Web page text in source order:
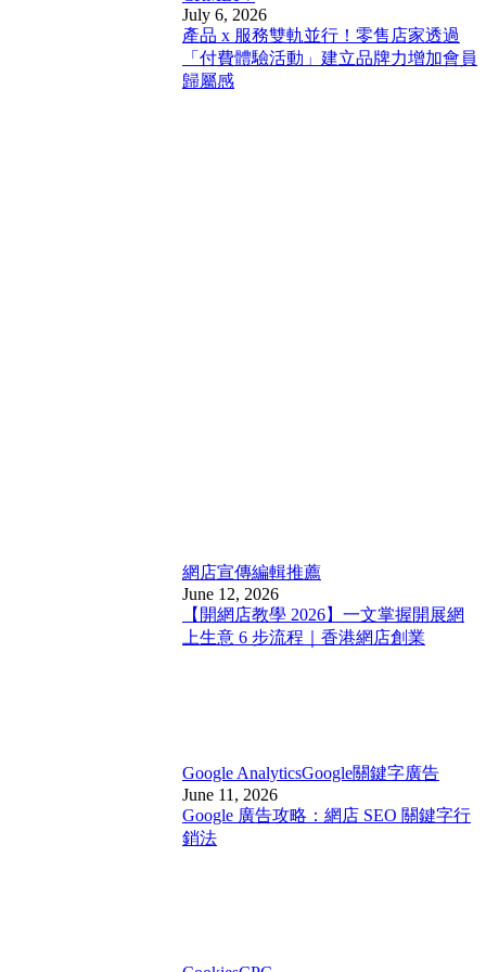
July 6, 2026
產品 x 服務雙軌並行！零售店家透過
「付費體驗活動」建立品牌力增加會員
歸屬感
網店宣傳編輯推薦
June 12, 2026
【開網店教學 2026】一文掌握開展網
上生意 6 步流程｜香港網店創業
Google AnalyticsGoogle關鍵字廣告
June 11, 2026
Google 廣告攻略：網店 SEO 關鍵字行
銷法